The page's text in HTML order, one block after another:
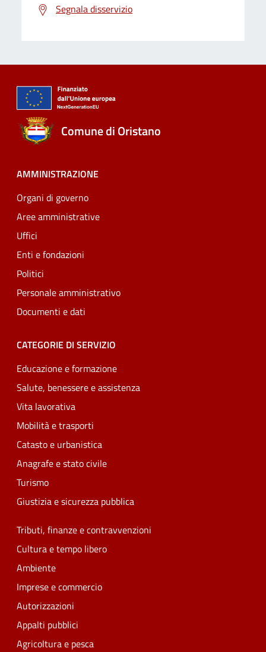
Segnala disservizio
Comune di Oristano
AMMINISTRAZIONE
Organi di governo
Aree amministrative
Uffici
Enti e fondazioni
Politici
Personale amministrativo
Documenti e dati
CATEGORIE DI SERVIZIO
Educazione e formazione
Salute, benessere e assistenza
Vita lavorativa
Mobilità e trasporti
Catasto e urbanistica
Anagrafe e stato civile
Turismo
Giustizia e sicurezza pubblica
Tributi, finanze e contravvenzioni
Cultura e tempo libero
Ambiente
Imprese e commercio
Autorizzazioni
Appalti pubblici
Agricoltura e pesca